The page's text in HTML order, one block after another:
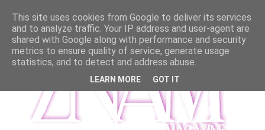
This site uses cookies from Google to deliver its services
and to analyze traffic. Your IP address and user-agent are
shared with Google along with performance and security
metrics to ensure quality of service, generate usage
statistics, and to detect and address abuse.
LEARN MORE GOT IT